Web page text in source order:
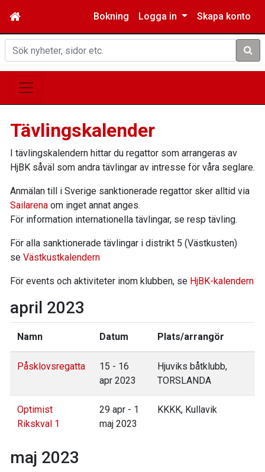
Bokning Logga in Skapa konto
Sök
Tävlingskalender
I tävlingskalendern hittar du regattor som arrangeras av
HjBK såväl som andra tävlingar av intresse för våra seglare.
Anmälan till i Sverige sanktionerade regattor sker alltid via
Sailarena om inget annat anges.
För information internationella tävlingar, se resp tävling.
För alla sanktionerade tävlingar i distrikt 5 (Västkusten)
se Västkustkalendern
För events och aktiviteter inom klubben, se HjBK-kalendern
april 2023
Namn Datum Plats/arrangör
Påsklovsregatta
15 - 16
apr 2023
Hjuviks båtklubb,
TORSLANDA
Optimist
Rikskval 1
29 apr - 1
maj 2023
KKKK, Kullavik
maj 2023